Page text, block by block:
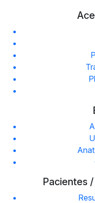
Pacientes